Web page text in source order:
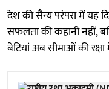
देश की सैन्य परंपरा में यह
सफलता की कहानी नहीं,
बेटियां अब सीमाओं की रक्षा